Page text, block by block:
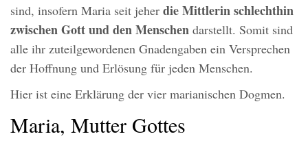
sind, insofern Maria seit jeher die Mittlerin schlechthin
zwischen Gott und den Menschen darstellt. Somit sind
alle ihr zuteilgewordenen Gnadengaben ein Versprechen
der Hoffnung und Erlösung für jeden Menschen.
Hier ist eine Erklärung der vier marianischen Dogmen.
Maria, Mutter Gottes